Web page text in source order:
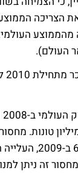
הצריכה
2009 על כ-4.3 מיליון
זה ניתן